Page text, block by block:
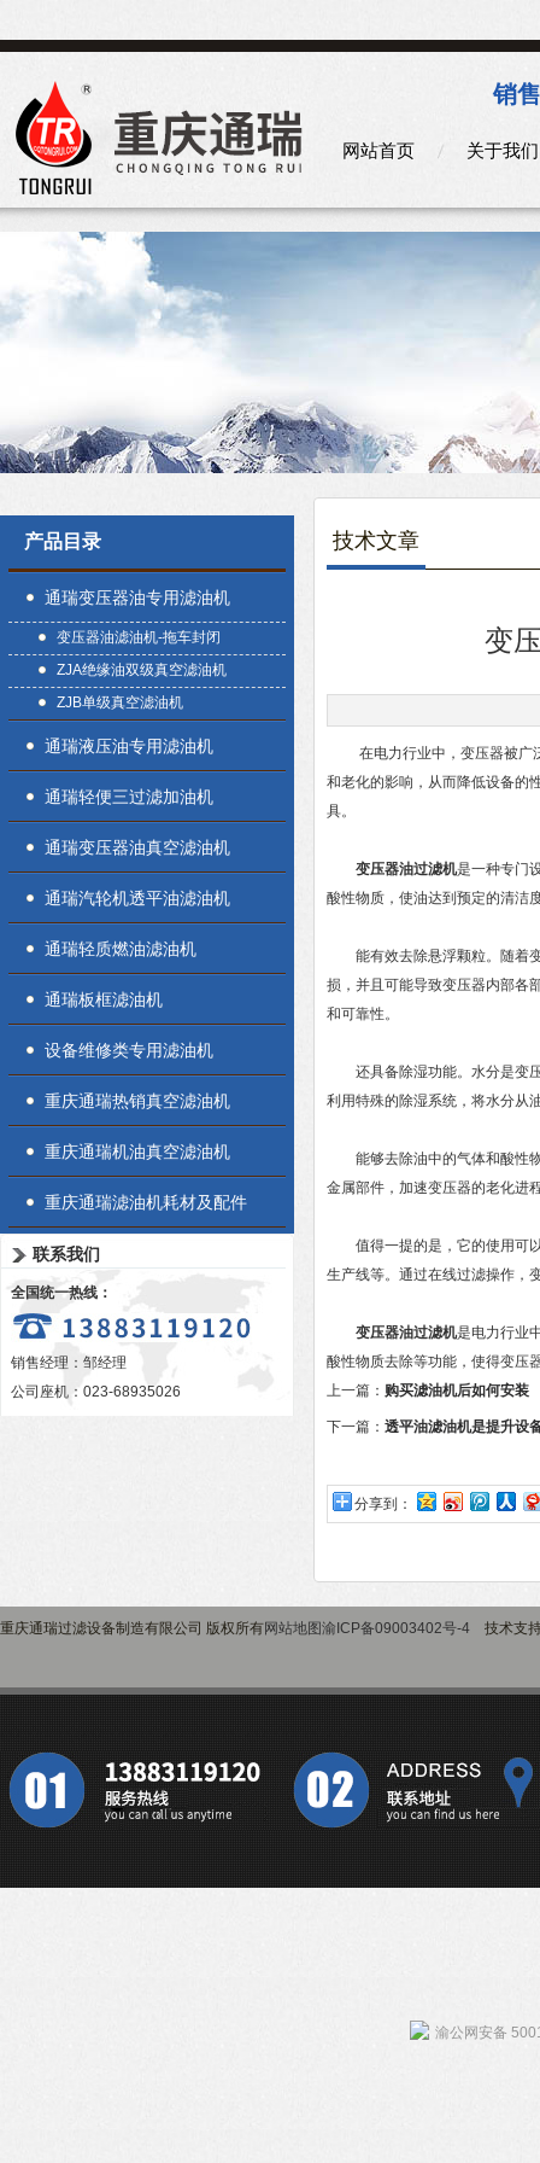
销
网站首页 关于我们
产品目录
通瑞变压器油专用滤油机
变压器油滤油机-拖车封闭
ZJA绝缘油双级真空滤油机
ZJB单级真空滤油机
通瑞液压油专用滤油机
通瑞轻便三过滤加油机
通瑞变压器油真空滤油机
通瑞汽轮机透平油滤油机
通瑞轻质燃油滤油机
通瑞板框滤油机
设备维修类专用滤油机
重庆通瑞热销真空滤油机
重庆通瑞机油真空滤油机
重庆通瑞滤油机耗材及配件
联系我们
全国统一热线：
销售经理：邹经理
公司座机：023-68935026
技术文章
变
在电力行业中，变压器被广泛
和老化的影响，从而降低设备的
具。
变压器油过滤机是一种专门
酸性物质，使油达到预定的清洁
能有效去除悬浮颗粒。随着变
损，并且可能导致变压器内部各
和可靠性。
还具备除湿功能。水分是变压
利用特殊的除湿系统，将水分从
能够去除油中的气体和酸性物
金属部件，加速变压器的老化进
值得一提的是，它的使用可以
生产线等。通过在线过滤操作，
变压器油过滤机是电力行业
酸性物质去除等功能，使得变压
上一篇： 购买滤油机后如何安装
下一篇： 透平油滤油机是提升设
分享到：
重庆通瑞过滤设备制造有限公司 版权所有网站地图渝ICP备09003402号-4 技术支
渝公网安备